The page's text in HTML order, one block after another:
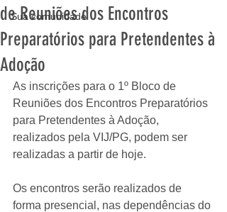
Sua comunidade
de Reuniões dos Encontros
Preparatórios para Pretendentes à
Adoção
As inscrições para o 1º Bloco de
Reuniões dos Encontros Preparatórios
para Pretendentes à Adoção,
realizados pela VIJ/PG, podem ser
realizadas a partir de hoje.
Os encontros serão realizados de
forma presencial, nas dependências do